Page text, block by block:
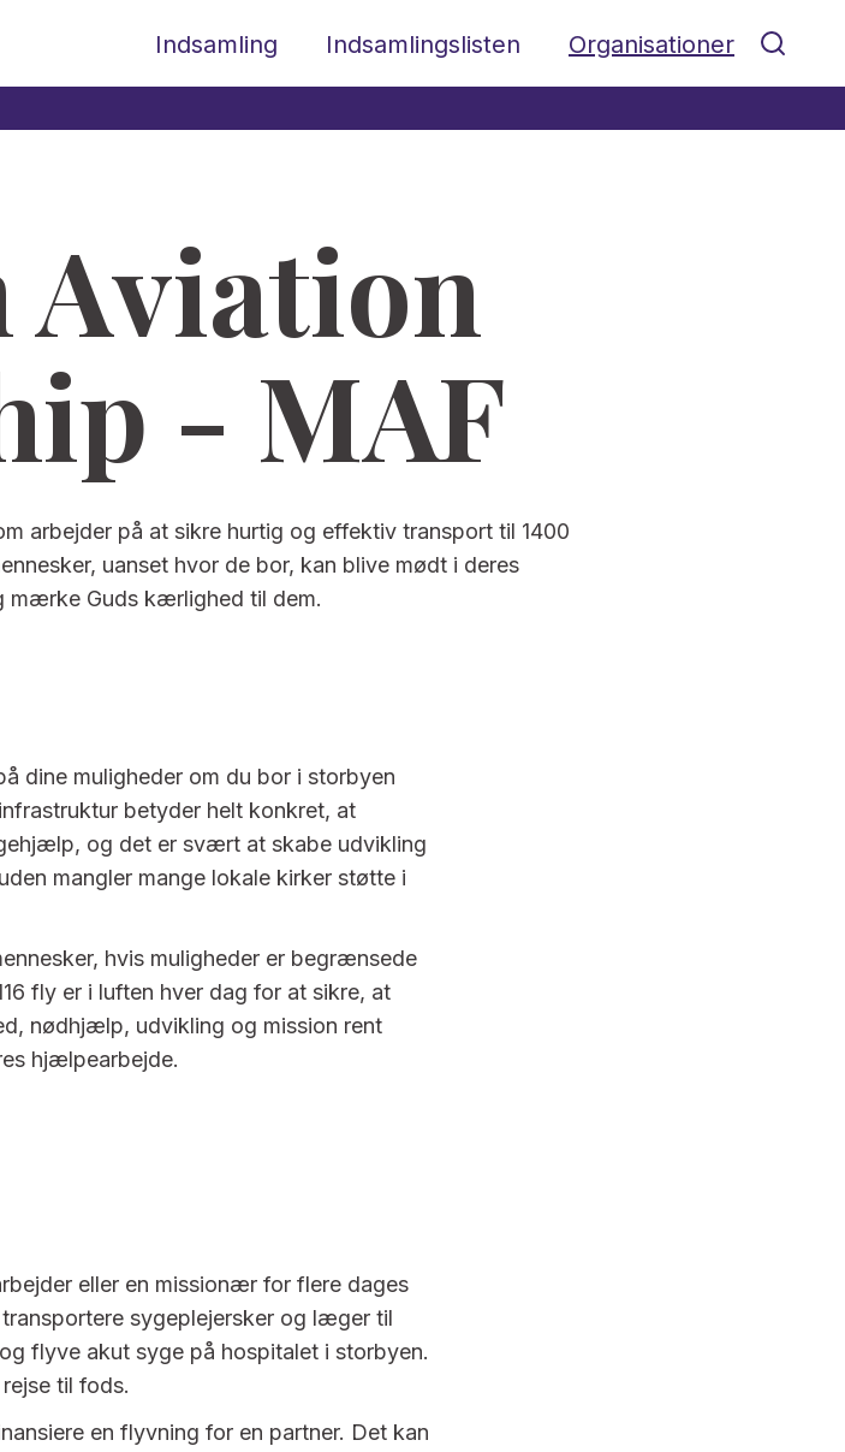
Indsamling Indsamlingslisten Organisationer
Aviation
- MAF
arbejder på at sikre hurtig og effektiv transport til 1400
uanset hvor de bor, kan blive mødt i deres
mærke Guds kærlighed til dem.
dine muligheder om du bor i storbyen
betyder helt konkret, at
og det er svært at skabe udvikling
mangler mange lokale kirker støtte i
hvis muligheder er begrænsede
fly er i luften hver dag for at sikre, at
nødhjælp, udvikling og mission rent
hjælpearbejde.
eller en missionær for flere dages
sygeplejersker og læger til
flyve akut syge på hospitalet i storbyen.
til fods.
en flyvning for en partner. Det kan